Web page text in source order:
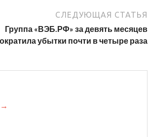
СЛЕДУЮЩАЯ СТАТЬЯ
Группа «ВЭБ.РФ» за девять месяцев
убытки почти в четыре раза
→